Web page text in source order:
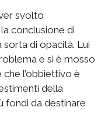
svolto
conclusione di
sorta di opacità. Lui
e si è mosso
l’obbiettivo è
della
fondi da destinare